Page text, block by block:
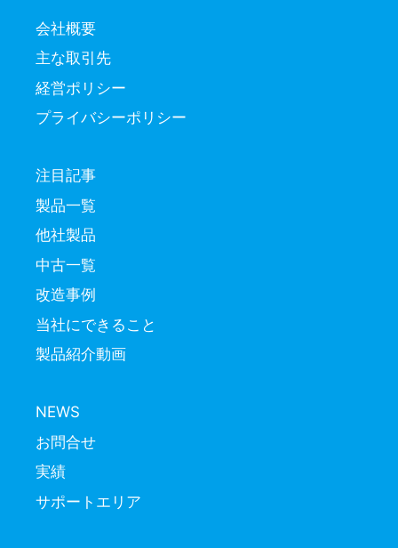
会社概要
主な取引先
経営ポリシー
プライバシーポリシー
注目記事
製品一覧
他社製品
中古一覧
改造事例
当社にできること
製品紹介動画
NEWS
お問合せ
実績
サポートエリア